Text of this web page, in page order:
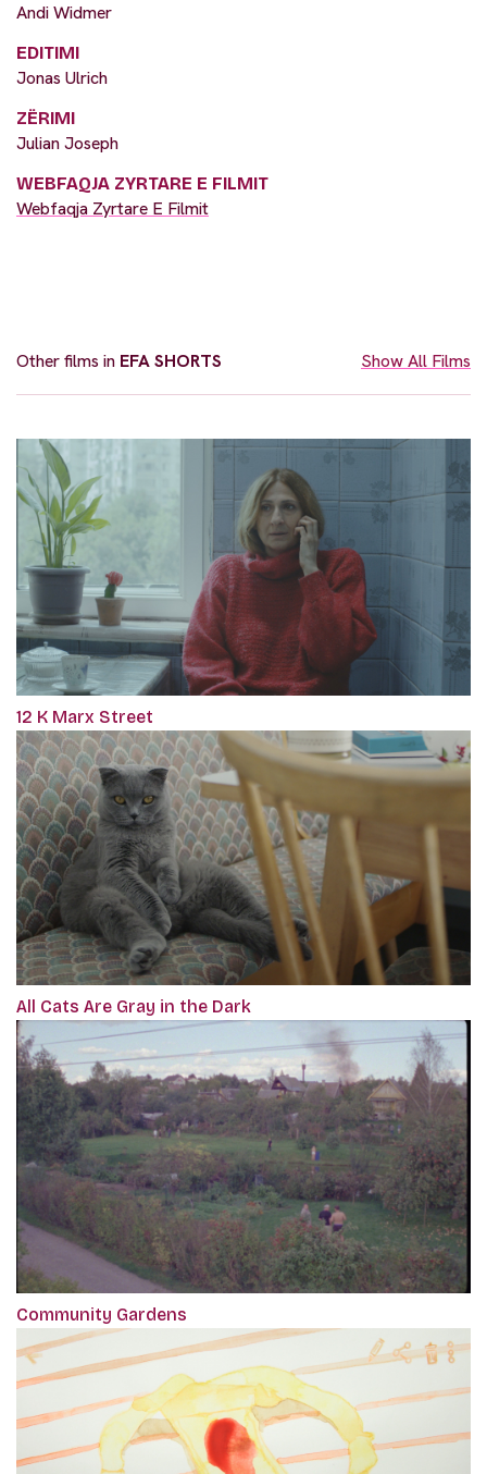
Andi Widmer
EDITIMI
Jonas Ulrich
ZËRIMI
Julian Joseph
WEBFAQJA ZYRTARE E FILMIT
Webfaqja Zyrtare E Filmit
Other films in EFA SHORTS Show All Films
12 K Marx Street
All Cats Are Gray in the Dark
Community Gardens